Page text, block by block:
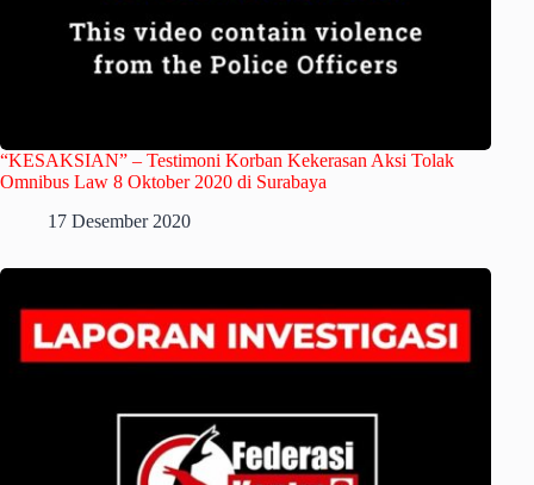
“KESAKSIAN” – Testimoni Korban Kekerasan Aksi Tolak
Omnibus Law 8 Oktober 2020 di Surabaya
17 Desember 2020